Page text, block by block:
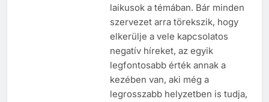
laikusok a témában. Bár minden
szervezet arra törekszik, hogy
elkerülje a vele kapcsolatos
negatív híreket, az egyik
legfontosabb érték annak a
kezében van, aki még a
legrosszabb helyzetben is tudja,